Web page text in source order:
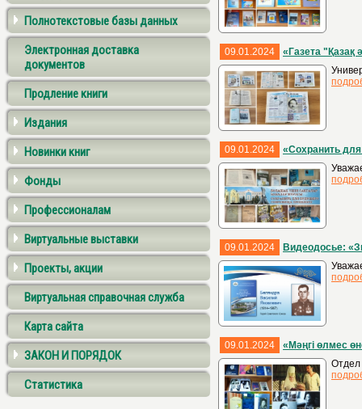
Полнотекстовые базы данных
Электронная доставка
документов
Продление книги
Издания
Новинки книг
Фонды
Профессионалам
Виртуальные выставки
Проекты, акции
Виртуальная справочная служба
Карта сайта
ЗАКОН И ПОРЯДОК
Статистика
09.01.2024
«Газета "Қазақ
09.01.2024
«Сохранить
09.01.2024
Видеодосье:
09.01.2024
«Мәңгі өлмес
Отдел